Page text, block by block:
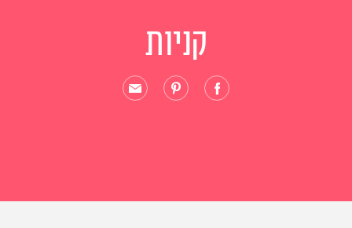
ביוטי
קניות